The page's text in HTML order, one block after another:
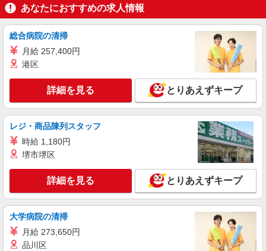
ライフ鶴見店（店舗コード795）
レジ
ライフ鶴見店 神奈川県横浜市鶴見区北寺尾2-
キープ 詳細を見る
ライフ鶴見下野谷町店（店舗コード629）
ライフ鶴見下野谷町店 神奈川県横浜市鶴見区
下野谷町1-27
キープ 詳細を見る
アルバイト パート
サミットストア 新川崎店
あなたにおすすめの求人情報
総合病院の清掃
月給 257,400円
港区
詳細を見る とりあえずキープ
レジ・商品陳列スタッフ
時給 1,180円
堺市堺区
詳細を見る とりあえずキープ
大学病院の清掃
月給 273,650円
品川区